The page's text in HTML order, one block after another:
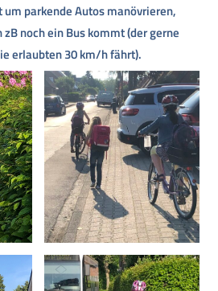
parkende Autos manövrieren,
noch ein Bus kommt (der gerne
erlaubten 30 km/h fährt).